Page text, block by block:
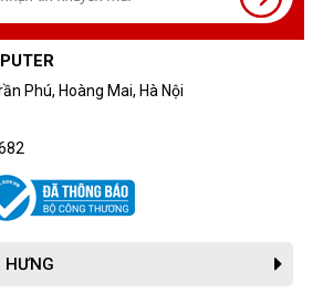
Phú, Hoàng Mai, Hà Nội
HƯNG